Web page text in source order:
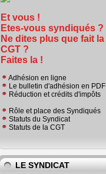
Et vous !
Etes-vous syndiqués ?
Ne dites plus que fait la
CGT ?
Faites la !
Adhésion en ligne
Le bulletin d'adhésion en PDF
Réduction et crédits d'impôts
Rôle et place des Syndiqués
Statuts du Syndicat
Statuts de la CGT
LE SYNDICAT